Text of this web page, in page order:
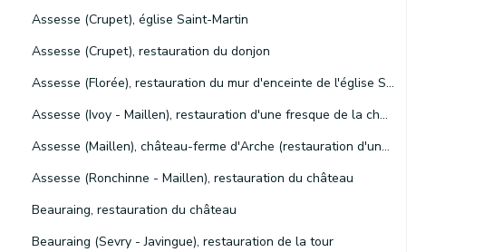
Assesse (Crupet), église Saint-Martin
Assesse (Crupet), restauration du donjon
Assesse (Florée), restauration du mur d'enceinte de l'église Sainte-Geneviève
Assesse (Ivoy - Maillen), restauration d'une fresque de la chapelle Saint-Martin
Assesse (Maillen), château-ferme d'Arche (restauration d'une toiture et modification d'une façade ; aménagement et restauration de la grange et de l'aile sud de l'étable)
Assesse (Ronchinne - Maillen), restauration du château
Beauraing, restauration du château
Beauraing (Sevry - Javingue), restauration de la tour